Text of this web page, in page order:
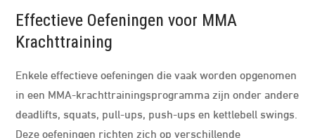
Effectieve Oefeningen voor MMA
Krachttraining
Enkele effectieve oefeningen die vaak worden opgenomen
in een MMA-krachttrainingsprogramma zijn onder andere
deadlifts, squats, pull-ups, push-ups en kettlebell swings.
Deze oefeningen richten zich op verschillende